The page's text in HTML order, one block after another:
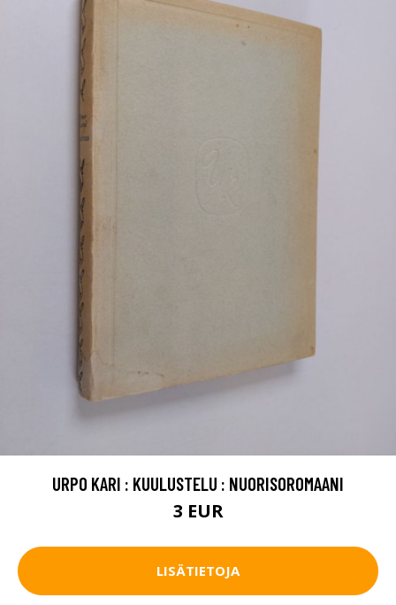
URPO KARI : KUULUSTELU : NUORISOROMAANI
3 EUR
LISÄTIETOJA